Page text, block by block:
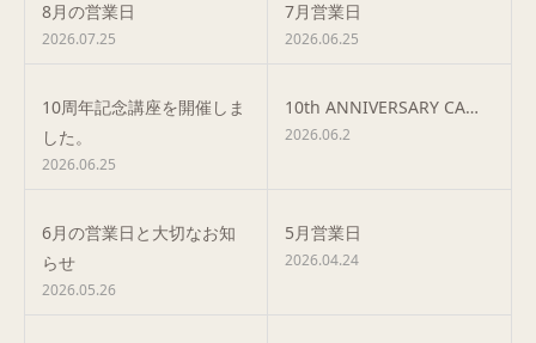
8月の営業日
2026.07.25
7月営業日
2026.06.25
10周年記念講座を開催しま
した。
2026.06.25
10th ANNIVERSARY CA…
2026.06.2
6月の営業日と大切なお知
らせ
2026.05.26
5月営業日
2026.04.24